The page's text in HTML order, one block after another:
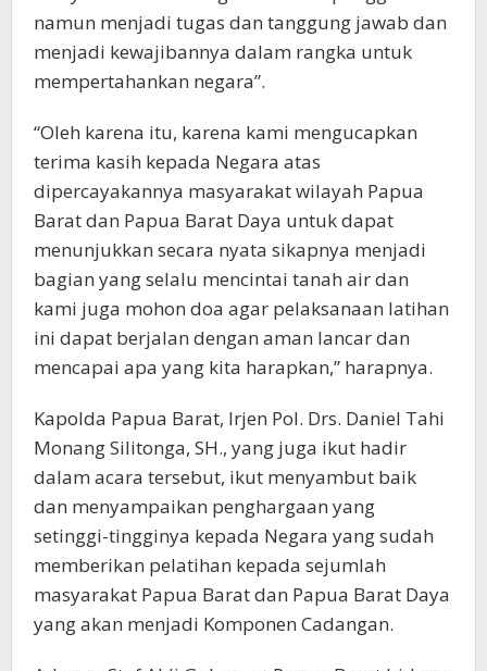
namun menjadi tugas dan tanggung jawab dan
menjadi kewajibannya dalam rangka untuk
mempertahankan negara”.
“Oleh karena itu, karena kami mengucapkan
terima kasih kepada Negara atas
dipercayakannya masyarakat wilayah Papua
Barat dan Papua Barat Daya untuk dapat
menunjukkan secara nyata sikapnya menjadi
bagian yang selalu mencintai tanah air dan
kami juga mohon doa agar pelaksanaan latihan
ini dapat berjalan dengan aman lancar dan
mencapai apa yang kita harapkan,” harapnya.
Kapolda Papua Barat, Irjen Pol. Drs. Daniel Tahi
Monang Silitonga, SH., yang juga ikut hadir
dalam acara tersebut, ikut menyambut baik
dan menyampaikan penghargaan yang
setinggi-tingginya kepada Negara yang sudah
memberikan pelatihan kepada sejumlah
masyarakat Papua Barat dan Papua Barat Daya
yang akan menjadi Komponen Cadangan.